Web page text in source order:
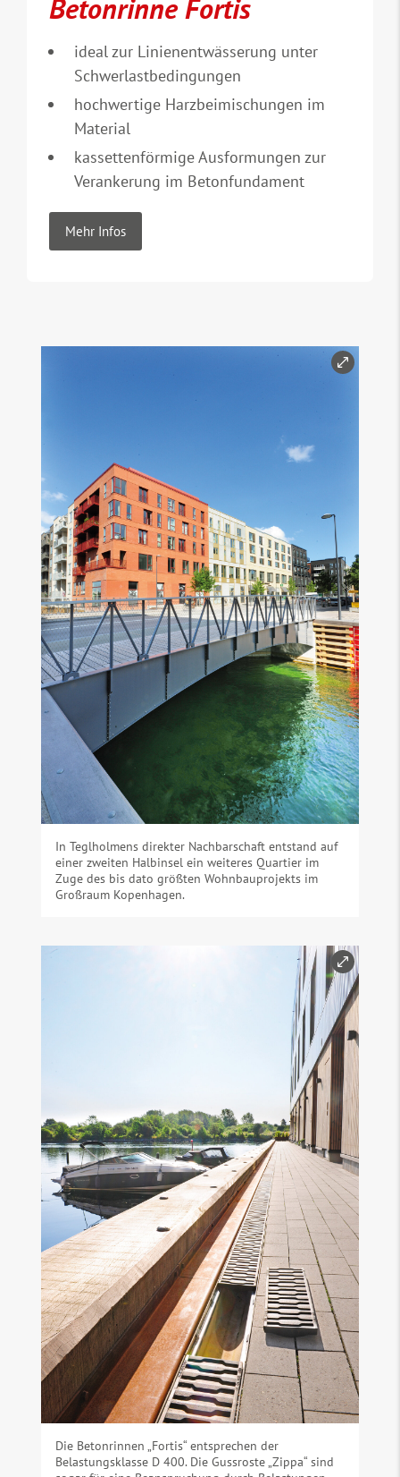
Betonrinne Fortis
ideal zur Linienentwässerung unter
Schwerlastbedingungen
hochwertige Harzbeimischungen im
Material
kassettenförmige Ausformungen zur
Verankerung im Betonfundament
Mehr Infos
In Teglholmens direkter Nachbarschaft entstand auf
einer zweiten Halbinsel ein weiteres Quartier im
Zuge des bis dato größten Wohnbauprojekts im
Großraum Kopenhagen.
Die Betonrinnen „Fortis“ entsprechen der
Belastungsklasse D 400. Die Gussroste „Zippa“ sind